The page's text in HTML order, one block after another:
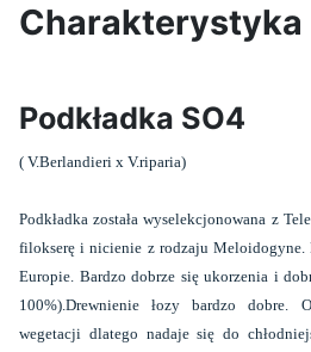
Charakterystyka
Podkładka SO4
( V.Berlandieri x V.riparia)
Podkładka została wyselekcjonowana z
filokserę i nicienie z rodzaju Meloidogyne.
Europie. Bardzo dobrze się ukorzenia i
100%).Drewnienie łozy bardzo dobre.
wegetacji dlatego nadaje się do